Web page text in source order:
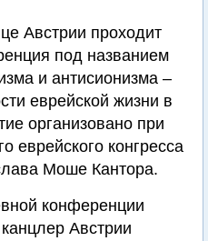
Австрии проходит
под названием
и антисионизма –
еврейской жизни в
организовано при
еврейского конгресса
Моше Кантора.
конференции
Австрии